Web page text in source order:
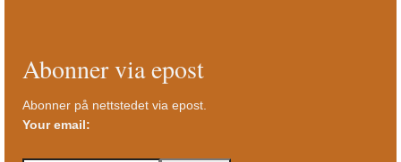
Abonner via epost
Abonner på nettstedet via epost.
Your email: